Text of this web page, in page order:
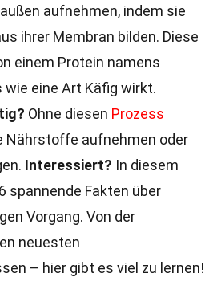
aufnehmen, indem sie
ihrer Membran bilden. Diese
einem Protein namens
wie eine Art Käfig wirkt.
Ohne diesen Prozess
Nährstoffe aufnehmen oder
Interessiert? In diesem
spannende Fakten über
Vorgang. Von der
neuesten
– hier gibt es viel zu lernen!